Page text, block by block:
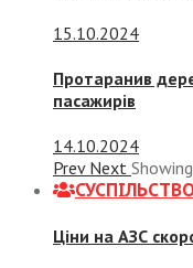
15.10.2024
Протаранив
пасажирів
14.10.2024
Prev Next Showing
Ціни на АЗС